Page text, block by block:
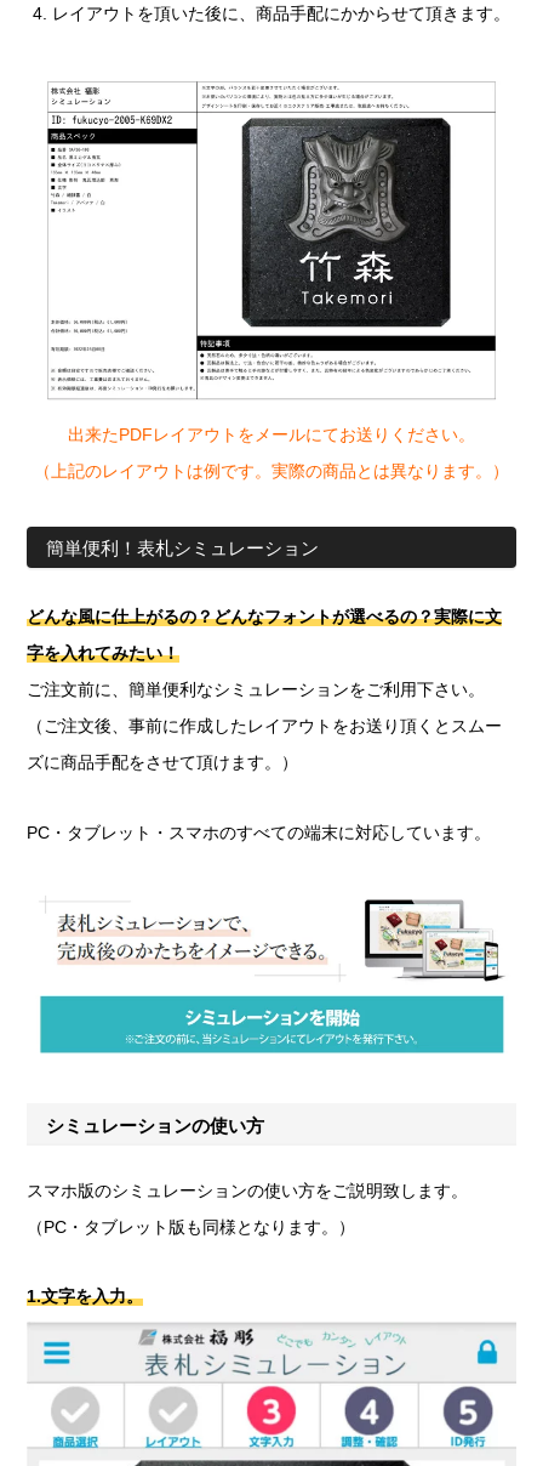
レイアウトを頂いた後に、商品手配にかからせて頂きます。
出来たPDFレイアウトをメールにてお送りください。
（上記のレイアウトは例です。実際の商品とは異なります。）
簡単便利！表札シミュレーション
どんな風に仕上がるの？どんなフォントが選べるの？実際に文
字を入れてみたい！
ご注文前に、簡単便利なシミュレーションをご利用下さい。
（ご注文後、事前に作成したレイアウトをお送り頂くとスムー
ズに商品手配をさせて頂けます。）
PC・タブレット・スマホのすべての端末に対応しています。
シミュレーションの使い方
スマホ版のシミュレーションの使い方をご説明致します。
（PC・タブレット版も同様となります。）
1.文字を入力。